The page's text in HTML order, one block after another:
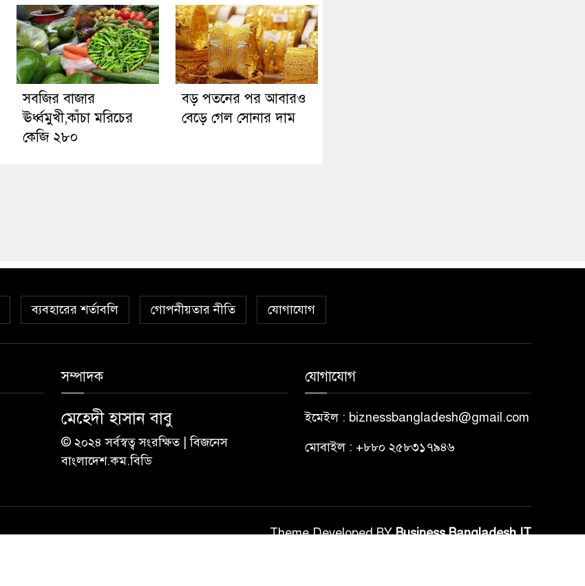
সবজির বাজার
ঊর্ধ্বমুখী,কাঁচা মরিচের
কেজি ২৮০
বড় পতনের পর আবারও
বেড়ে গেল সোনার দাম
ব্যবহারের শর্তাবলি গোপনীয়তার নীতি যোগাযোগ
সম্পাদক
মেহেদী হাসান বাবু
© ২০২৪ সর্বস্বত্ব সংরক্ষিত | বিজনেস
বাংলাদেশ.কম.বিডি
যোগাযোগ
ইমেইল : biznessbangladesh@gmail.com
মোবাইল : +৮৮০ ২৫৮৩১৭৯৪৬
Theme Developed BYBusiness Bangladesh IT